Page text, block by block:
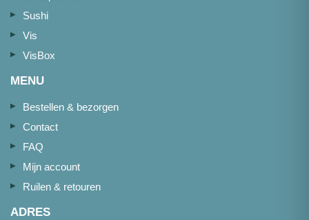
Sushi
Vis
VisBox
MENU
Bestellen & bezorgen
Contact
FAQ
Mijn account
Ruilen & retouren
ADRES